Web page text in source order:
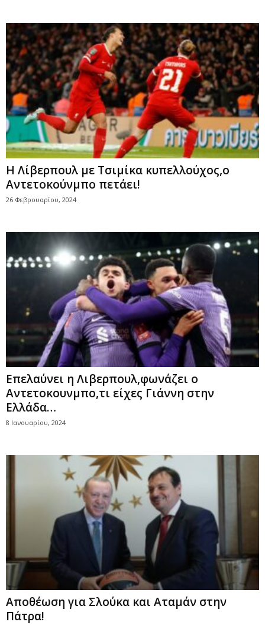
Η Λίβερπουλ με Τσιμίκα κυπελλούχος,ο
Αντετοκούνμπο πετάει!
26 Φεβρουαρίου, 2024
Επελαύνει η Λιβερπουλ,φωνάζει ο
Αντετοκουνμπο,τι είχες Γιάννη στην
Ελλάδα…
8 Ιανουαρίου, 2024
Αποθέωση για Σλούκα και Αταμάν στην
Πάτρα!